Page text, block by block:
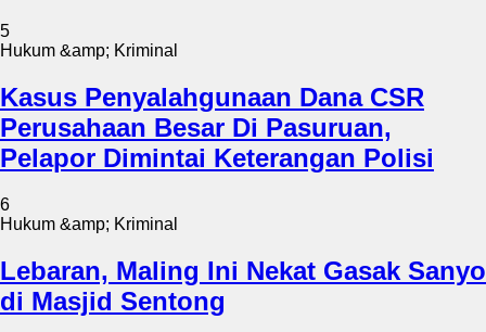
5
Hukum &amp; Kriminal
Kasus Penyalahgunaan Dana CSR
Perusahaan Besar Di Pasuruan,
Pelapor Dimintai Keterangan Polisi
6
Hukum &amp; Kriminal
Lebaran, Maling Ini Nekat Gasak Sanyo
di Masjid Sentong